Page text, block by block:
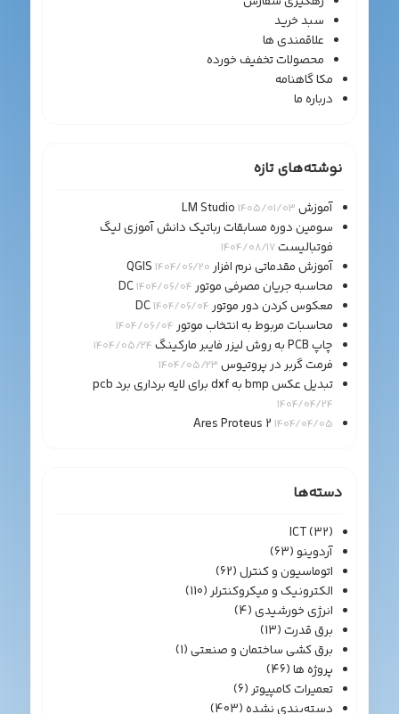
سبد خرید
علاقمندی ها
محصولات تخفیف خورده
مکا گاهنامه
درباره ما
نوشته‌های تازه
آموزش LM Studio 1405/01/03
سومین دوره مسابقات رباتیک دانش آموزی لیگ
فوتبالیست1404/08/17
آموزش مقدماتی نرم افزار QGIS1404/06/20
محاسبه جریان مصرفی موتور DC1404/06/04
معکوس کردن دور موتور DC1404/06/04
محاسبات مربوط به انتخاب موتور 1404/06/04
چاپ PCB به روش لیزر فایبر مارکینگ 1404/05/24
فرمت گربر در پروتیوس 1404/05/23
تبدیل عکس bmp به dxf برای لایه برداری برد pcb
1404/04/24
Ares Proteus 2 1404/04/05
دسته‌ها
ICT(32)
آردوینو(63)
اتوماسیون و کنترل(62)
الکترونیک و میکروکنترلر(110)
انرژی خورشیدی(4)
برق قدرت(13)
برق کشی ساختمان و صنعتی(1)
پروژه ها(46)
تعمیرات کامپیوتر(6)
دسته‌بندی نشده(403)